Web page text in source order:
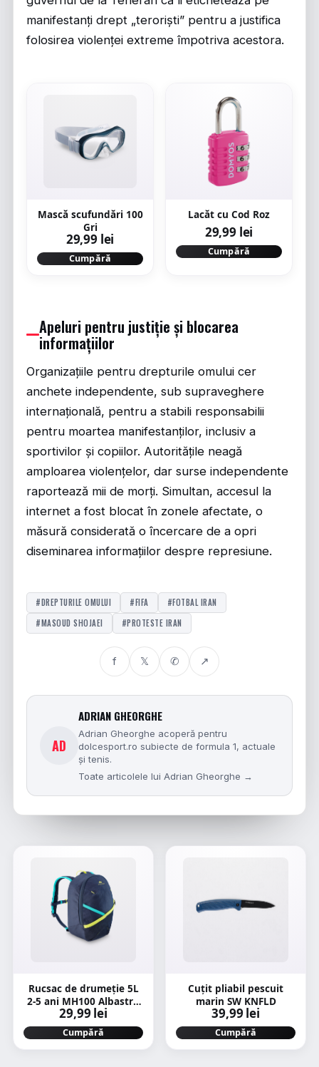
manifestanți drept „teroriști” pentru a justifica
folosirea violenței extreme împotriva acestora.
Mască scufundări 100
Gri
29,99 lei
Cumpără
Lacăt cu Cod Roz
29,99 lei
Cumpără
Apeluri pentru justiție și blocarea
informațiilor
Organizațiile pentru drepturile omului cer
anchete independente, sub supraveghere
internațională, pentru a stabili responsabilii
pentru moartea manifestanților, inclusiv a
sportivilor și copiilor. Autoritățile neagă
amploarea violențelor, dar surse independente
raportează mii de morți. Simultan, accesul la
internet a fost blocat în zonele afectate, o
măsură considerată o încercare de a opri
diseminarea informațiilor despre represiune.
#DREPTURILE OMULUI #FIFA
#FOTBAL IRAN
#MASOUD SHOJAEI
#PROTESTE IRAN
f 𝕏 ✆ ↗
AD
ADRIAN GHEORGHE
Adrian Gheorghe acoperă pentru
dolcesport.ro subiecte de formula 1, actuale
și tenis.
Toate articolele lui Adrian Gheorghe →
Rucsac de drumeție 5L
2-5 ani MH100 Albastru
Copii
29,99 lei
Cumpără
Cuțit pliabil pescuit
marin SW KNFLD
39,99 lei
Cumpără